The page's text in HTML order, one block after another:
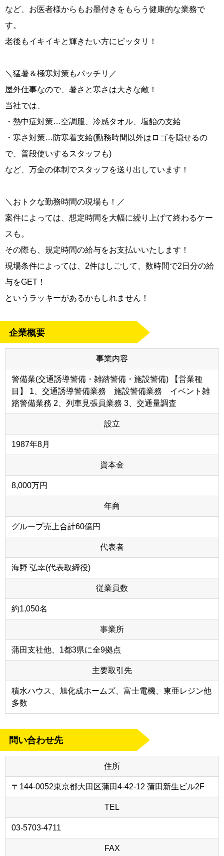
など、お医者様からもお墨付きをもらう健康的な業務で
す。
老後もイキイキと輝きたい方にピッタリ！
＼猛暑＆極寒対策もバッチリ／
屋外仕事なので、暑さと寒さは大きな敵！
当社では、
・熱中症対策…空調服、冷感タオル、塩飴の支給
・寒さ対策…防寒着支給(勤務時間以外はロゴを隠せるの
で、普段使いするスタッフも)
など、万全の体制でスタッフを送り出しています！
＼おトクな勤務時間の現場も！／
案件によっては、想定時間を大幅に繰り上げて終わるケー
スも。
その際も、規定時間の給与をお支払いいたします！
現場条件によっては、2件はしごして、数時間で2日分の給
与をGET！
というラッキーがあるかもしれません！
企業概要
事業内容
警備業(交通誘導警備・雑踏警備・施設警備) 【営業種
目】 1、交通誘導警備業務 施設警備業務 イベント雑
踏警備業務 2、列車見張員業務 3、交通量調査
設立
1987年8月
資本金
8,000万円
年商
グループ売上合計60億円
代表者
海野 弘幸(代表取締役)
従業員数
約1,050名
事業所
蒲田支社他、1都3県に全9拠点
主要取引先
積水ハウス、旭化成ホームズ、富士電機、東亜レジン他
多数
問い合わせ先
住所
〒144-0052東京都大田区蒲田4-42-12 蒲田新生ビル2F
TEL
03-5703-4711
FAX